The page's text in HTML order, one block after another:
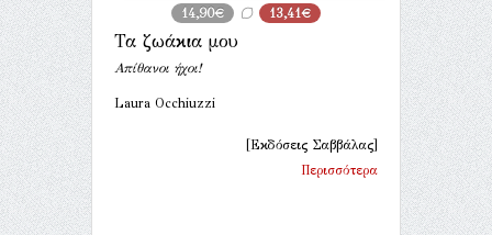
14,90€ 13,41€
Τα ζωάκια μου
Απίθανοι ήχοι!
Laura Occhiuzzi
[Εκδόσεις Σαββάλας]
Περισσότερα